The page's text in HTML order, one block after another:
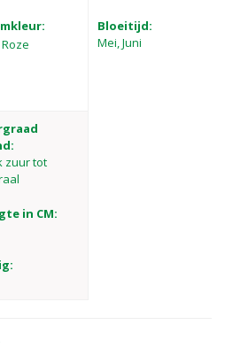
Roze
Bloeitijd:
Mei, Juni
zuur tot
in CM: